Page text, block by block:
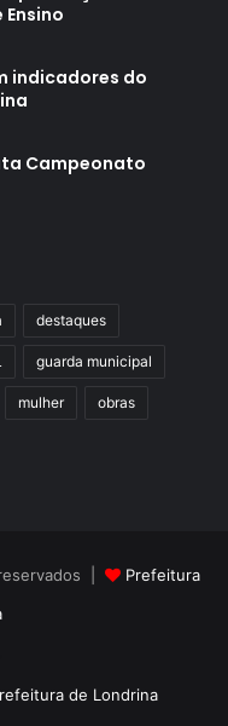
indicadores do
Campeonato
destaques
guarda municipal
mulher obras
|
Prefeitura
de Londrina